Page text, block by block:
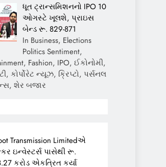
ધૂત ટ્રાન્સમિશનનો IPO 10
ઓગસ્ટે ખૂલશે, પ્રાઇસ
બેન્ડ રૂ. 829-871
In Business, Elections
Politics Sentiment,
Fashion, IPO, ઈકોનોમી,
કોર્પોરેટ ન્યૂઝ, ક્રિપ્ટો, પર્સનલ
શેર બજાર
Transmission Limitedએ
ઇન્વેસ્ટર્સ પાસેથી રૂ.
કરોડ એકત્રિત કર્યા